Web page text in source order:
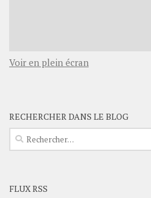
Voir en plein écran
RECHERCHER DANS LE BLOG
Rechercher :
FLUX RSS